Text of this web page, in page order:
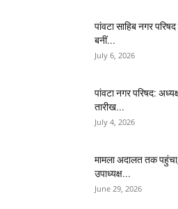
पांवटा साहिब नगर
बनीं...
July 6, 2026
पांवटा नगर परिषद:
तारीख...
July 4, 2026
मामला अदालत तक
उपाध्यक्ष...
June 29, 2026